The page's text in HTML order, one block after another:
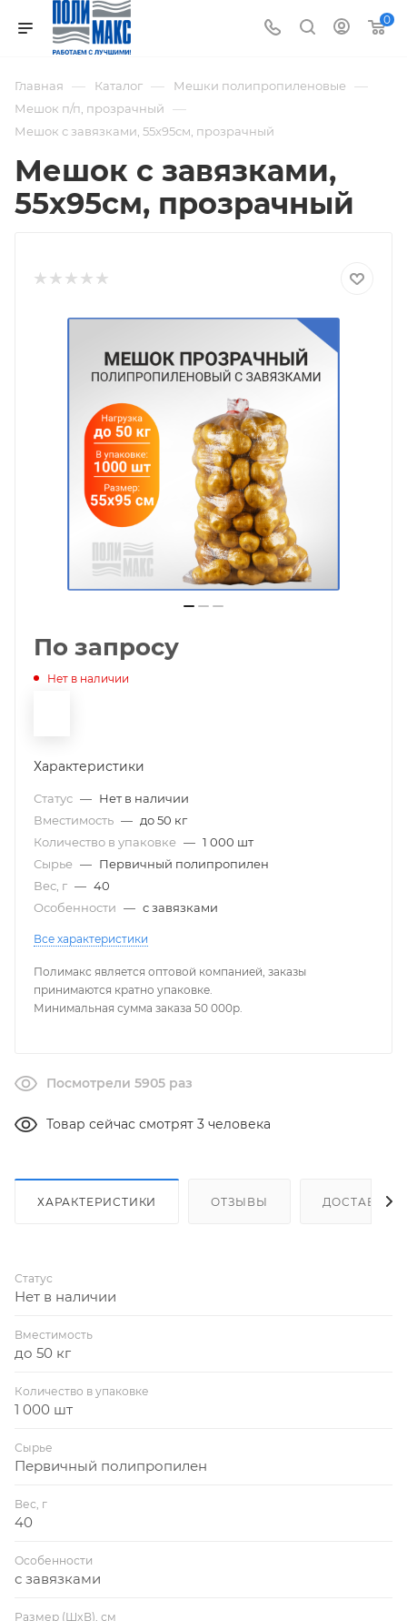
0
Главная — Каталог — Мешки полипропиленовые —
Мешок п/п, прозрачный —
Мешок с завязками, 55х95см, прозрачный
Мешок с завязками,
55х95см, прозрачный
По запросу
Нет в наличии
Характеристики
Статус — Нет в наличии
Вместимость — до 50 кг
Количество в упаковке — 1 000 шт
Сырье — Первичный полипропилен
Вес, г — 40
Особенности — с завязками
Все характеристики
Полимакс является оптовой компанией, заказы
принимаются кратно упаковке.
Минимальная сумма заказа 50 000р.
Посмотрели 5905 раз
Товар сейчас смотрят 3 человека
ХАРАКТЕРИСТИКИ ОТЗЫВЫ ДОСТАВКА
Статус
Нет в наличии
Вместимость
до 50 кг
Количество в упаковке
1 000 шт
Сырье
Первичный полипропилен
Вес, г
40
Особенности
с завязками
Размер (ШxВ), см